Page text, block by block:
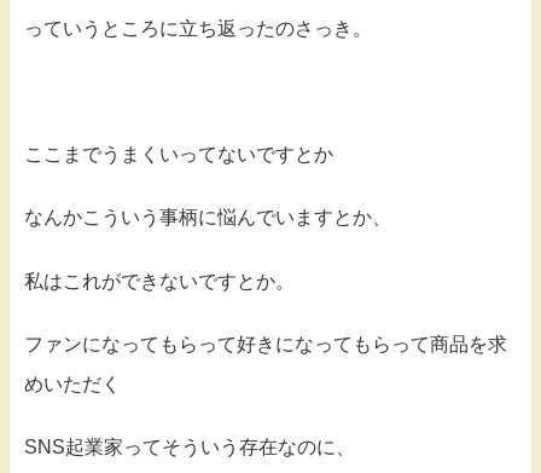
っていうところに立ち返ったのさっき。
ここまでうまくいってないですとか
なんかこういう事柄に悩んでいますとか、
私はこれができないですとか。
ファンになってもらって好きになってもらって商品を求
めいただく
SNS起業家ってそういう存在なのに、